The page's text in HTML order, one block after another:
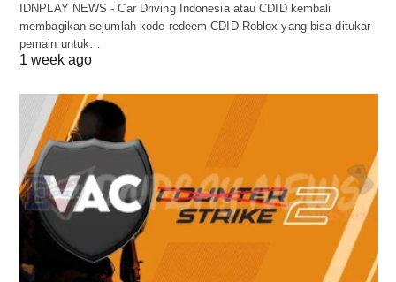
IDNPLAY NEWS - Car Driving Indonesia atau CDID kembali
membagikan sejumlah kode redeem CDID Roblox yang bisa ditukar
pemain untuk…
1 week ago